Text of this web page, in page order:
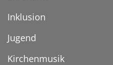
Inklusion
Jugend
Kirchenmusik